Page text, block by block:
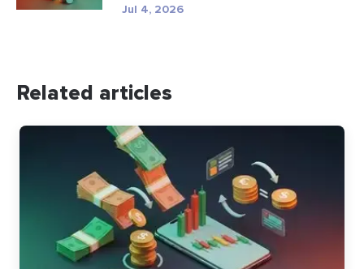
Jul 4, 2026
Related articles